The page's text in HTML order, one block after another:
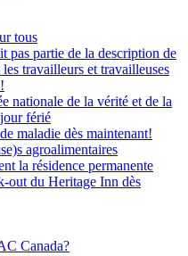
tous
pas partie de la description de
les travailleurs et travailleuses
nationale de la vérité et de la
férié
maladie dès maintenant!
agroalimentaires
la résidence permanente
out du Heritage Inn dès
Canada?